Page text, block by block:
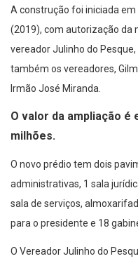
A construção foi iniciada
(2019), com autorização da
vereador Julinho do
também os vereadores,
Irmão José Miranda.
O valor da ampliação é
milhões.
O novo prédio tem dois
administrativas, 1 sala
sala de serviços,
para o presidente e 18
O Vereador Julinho do